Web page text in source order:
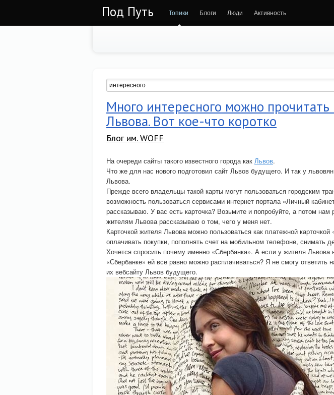
Под Путь Топики Блоги Люди Активность
Много интересного можно прочитать
Львова. Вот кое-что коротко
Блог им. WOFF
На очереди сайты такого известного города как Львов.
Что же для нас нового подготовил сайт Львов будущего. И так у
Львова.
Прежде всего владельцы такой карты могут пользоваться городским
возможность пользоваться сервисами интернет портала «Личный
рассказываю. У вас есть карточка? Возьмите и попробуйте, а потом нам
жителям Львова рассказываю о том, чего у меня нет.
Карточкой жителя Львова можно пользоваться как платежной карточкой
оплачивать покупки, пополнять счет на мобильном телефоне, снимать
Хочется спросить почему именно «Сбербанка». А если у жителя Львова
«Сбербанке» ей все равно можно расплачиваться? Я не смогу ответить
их вебсайту Львов будущего.